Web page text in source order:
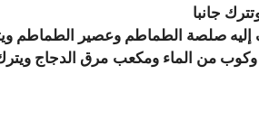
جانبا
صلصة الطماطم وعصير الطماطم
من الماء ومكعب مرق الدجاج ويترك